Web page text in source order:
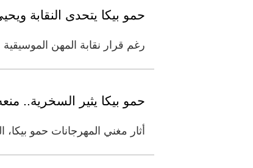
حمو بيكا يتحدى النقابة
رغم قرار نقابة المهن
حمو بيكا يثير السخرية..
أثار مغني المهرجانات حمو